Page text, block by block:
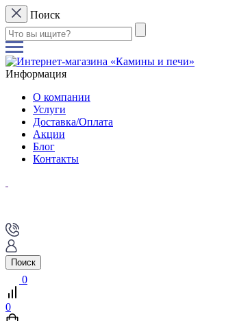
Поиск
Информация
О компании
Услуги
Доставка/Оплата
Акции
Блог
Контакты
Поиск
0
0